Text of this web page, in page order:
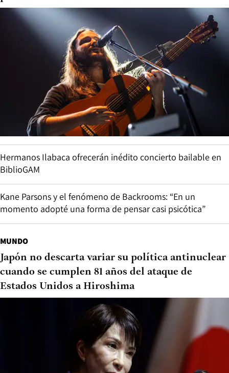
Hermanos Ilabaca ofrecerán inédito concierto bailable en
BiblioGAM
Kane Parsons y el fenómeno de Backrooms: “En un
momento adopté una forma de pensar casi psicótica”
MUNDO
Japón no descarta variar su política antinuclear
cuando se cumplen 81 años del ataque de
Estados Unidos a Hiroshima